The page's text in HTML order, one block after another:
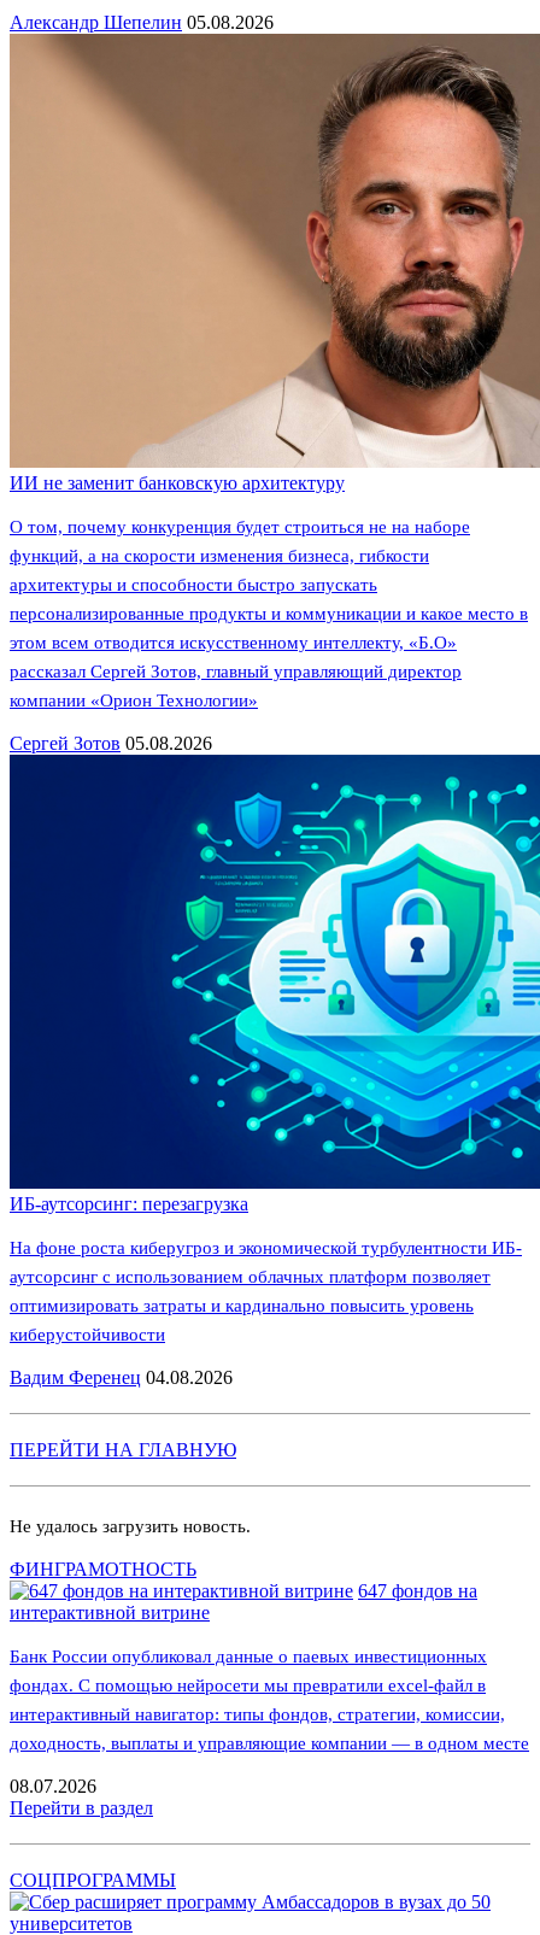
Александр Шепелин 05.08.2026
ИИ не заменит банковскую архитектуру
О том, почему конкуренция будет строиться не на наборе
функций, а на скорости изменения бизнеса, гибкости
архитектуры и способности быстро запускать
персонализированные продукты и коммуникации и какое место в
этом всем отводится искусственному интеллекту, «Б.О»
рассказал Сергей Зотов, главный управляющий директор
компании «Орион Технологии»
Сергей Зотов 05.08.2026
ИБ-аутсорсинг: перезагрузка
На фоне роста киберугроз и экономической турбулентности ИБ-
аутсорсинг с использованием облачных платформ позволяет
оптимизировать затраты и кардинально повысить уровень
киберустойчивости
Вадим Ференец 04.08.2026
ПЕРЕЙТИ НА ГЛАВНУЮ
Не удалось загрузить новость.
ФИНГРАМОТНОСТЬ
647 фондов на
интерактивной витрине
Банк России опубликовал данные о паевых инвестиционных
фондах. С помощью нейросети мы превратили excel-файл в
интерактивный навигатор: типы фондов, стратегии, комиссии,
доходность, выплаты и управляющие компании — в одном месте
08.07.2026
Перейти в раздел
СОЦПРОГРАММЫ